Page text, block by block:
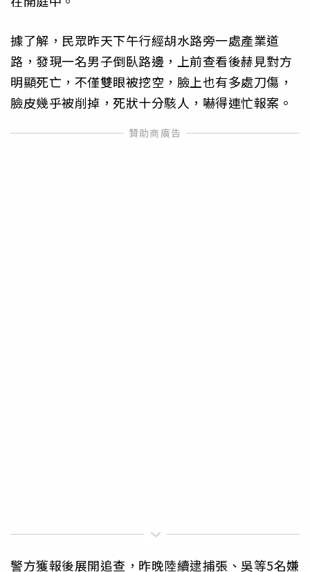
據了解，民眾昨天下午行經胡水路旁一處產業道
路，發現一名男子倒臥路邊，上前查看後赫見對方
明顯死亡，不僅雙眼被挖空，臉上也有多處刀傷，
臉皮幾乎被削掉，死狀十分駭人，嚇得連忙報案。
警方獲報後展開追查，昨晚陸續逮捕張、吳等5名嫌